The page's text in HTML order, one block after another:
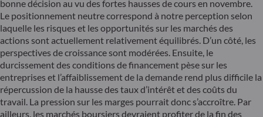
bonne décision au vu des fortes hausses de cours en novembre.
Le positionnement neutre correspond à notre perception selon
laquelle les risques et les opportunités sur les marchés des
actions sont actuellement relativement équilibrés. D’un côté, les
perspectives de croissance sont modérées. Ensuite, le
durcissement des conditions de financement pèse sur les
entreprises et l’affaiblissement de la demande rend plus difficile la
répercussion de la hausse des taux d’intérêt et des coûts du
travail. La pression sur les marges pourrait donc s’accroître. Par
ailleurs, les marchés boursiers devraient profiter de la fin des